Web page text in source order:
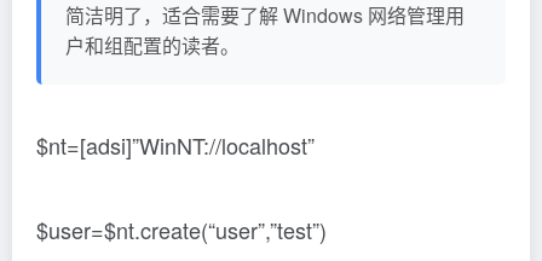
简洁明了，适合需要了解 Windows 网络管理用
户和组配置的读者。
$nt=[adsi]”WinNT://localhost”
$user=$nt.create(“user”,”test”)